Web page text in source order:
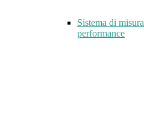
Sistema di
performance